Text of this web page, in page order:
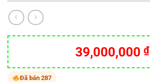
39,000,000 ₫
Đã bán 287